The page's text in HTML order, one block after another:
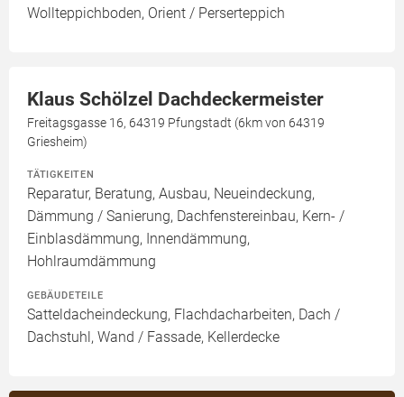
Wollteppichboden, Orient / Perserteppich
Klaus Schölzel Dachdeckermeister
Freitagsgasse 16, 64319 Pfungstadt (6km von 64319
Griesheim)
TÄTIGKEITEN
Reparatur, Beratung, Ausbau, Neueindeckung,
Dämmung / Sanierung, Dachfenstereinbau, Kern- /
Einblasdämmung, Innendämmung,
Hohlraumdämmung
GEBÄUDETEILE
Satteldacheindeckung, Flachdacharbeiten, Dach /
Dachstuhl, Wand / Fassade, Kellerdecke